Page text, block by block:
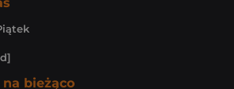
bieżąco